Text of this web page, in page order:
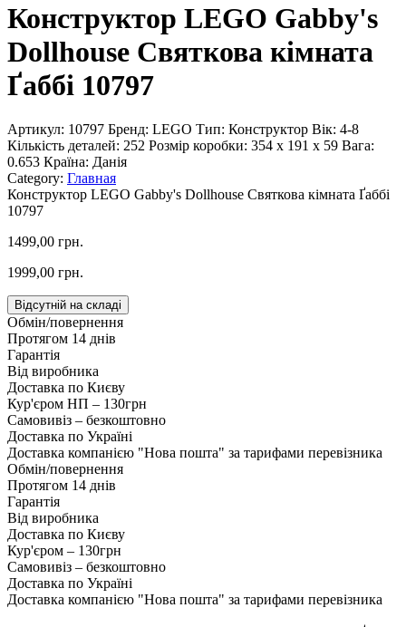
Конструктор LEGO Gabby's
Dollhouse Святкова кімната
Ґаббі 10797
Артикул: 10797 Бренд: LEGO Тип: Конструктор Вік: 4-8
Кількість деталей: 252 Розмір коробки: 354 x 191 x 59 Вага:
0.653 Країна: Данія
Category: Главная
Конструктор LEGO Gabby's Dollhouse Святкова кімната Ґаббі
10797
1499,00 грн.
1999,00 грн.
Відсутній на складі
Обмін/повернення
Протягом 14 днів
Гарантія
Від виробника
Доставка по Києву
Кур'єром НП – 130грн
Самовивіз – безкоштовно
Доставка по Україні
Доставка компанією "Нова пошта" за тарифами перевізника
Обмін/повернення
Протягом 14 днів
Гарантія
Від виробника
Доставка по Києву
Кур'єром – 130грн
Самовивіз – безкоштовно
Доставка по Україні
Доставка компанією "Нова пошта" за тарифами перевізника